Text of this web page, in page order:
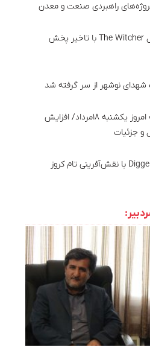
فصل پنجم سریال The Witcher با تاخیر پخش
شهدای نوشهر از سر گرفته شد
قیمت طلا و سکه امروز یکشنبه ۱۸مرداد/ افزایش
جزئیات
مدت زمان فیلم Digger با نقش‌آفرینی تام کروز